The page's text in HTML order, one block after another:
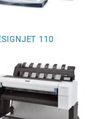
110